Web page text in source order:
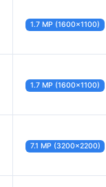
1.7 MP (1600×1100)
1.7 MP (1600×1100)
7.1 MP (3200×2200)